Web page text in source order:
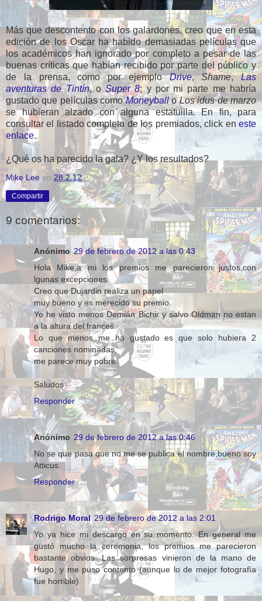
Más que descontento con los galardones, creo que en esta
edición de los Oscar ha habido demasiadas películas que
los académicos han ignorado por completo a pesar de las
buenas críticas que habían recibido por parte del público y
de la prensa, como por ejemploDrive,Shame,Las
aventuras de Tintín, oSuper 8; y por mi parte me habría
gustado que películas comoMoneyballoLos idus de marzo
se hubieran alzado con alguna estatuilla. En fin, para
consultar el listado completo de los premiados, click en este
enlace.
¿Qué os ha parecido la gala? ¿Y los resultados?
Mike Lee en 28.2.12
Compartir
9 comentarios:
Anónimo 29 de febrero de 2012 a las 0:43
Hola Mike,a mi los premios me parecieron justos,con
lgunas excepciones.
Creo que Dujardin realiza un papel
muy bueno y es merecido su premio.
Yo he visto menos Demián Bichir y salvo Oldman no estan
a la altura del frances.
Lo que menos me ha gustado es que solo hubiera 2
canciones nominadas,
me parece muy pobre.
Saludos
Responder
Anónimo 29 de febrero de 2012 a las 0:46
No se que pasa que no me se publica el nombre,bueno soy
Atticus.
Responder
Rodrigo Moral 29 de febrero de 2012 a las 2:01
Yo ya hice mi descargo en su momento. En general me
gustó mucho la ceremonia, los premios me parecieron
bastante obvios. Las sorpresas vinieron de la mano de
Hugo, y me puso contento (aunque lo de mejor fotografía
fue horrible).